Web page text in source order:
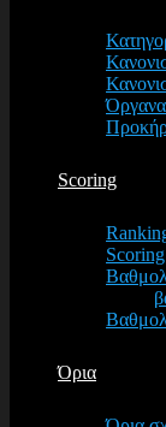
Scoring
Όρια